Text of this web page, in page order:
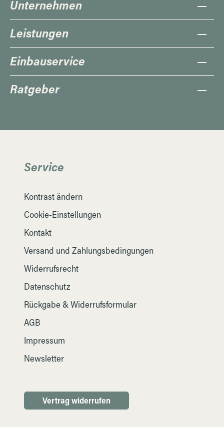
Unternehmen
Leistungen
Einbauservice
Ratgeber
Service
Kontrast ändern
Cookie-Einstellungen
Kontakt
Versand und Zahlungsbedingungen
Widerrufsrecht
Datenschutz
Rückgabe & Widerrufsformular
AGB
Impressum
Newsletter
Vertrag widerrufen